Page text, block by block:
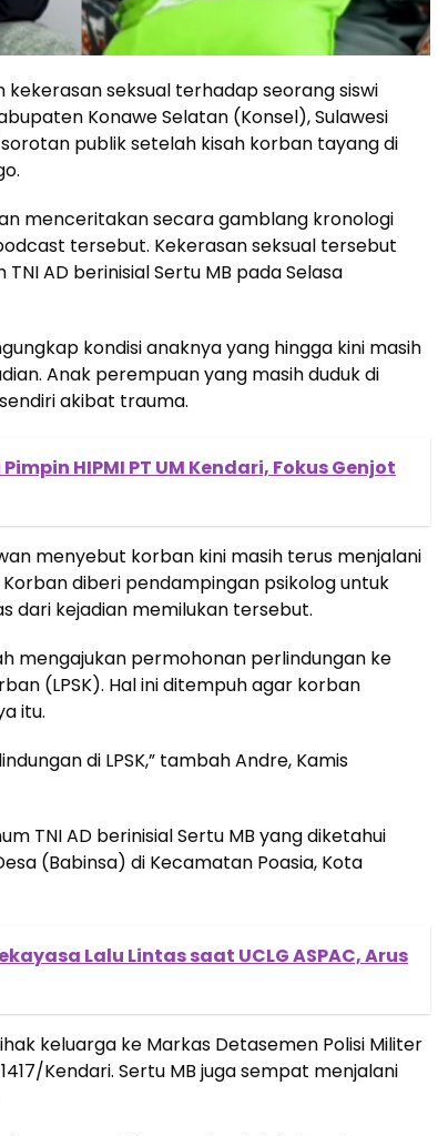
kekerasan seksual terhadap seorang siswi
Konawe Selatan (Konsel), Sulawesi
publik setelah kisah korban tayang di
menceritakan secara gamblang kronologi
tersebut. Kekerasan seksual tersebut
AD berinisial Sertu MB pada Selasa
kondisi anaknya yang hingga kini masih
Anak perempuan yang masih duduk di
akibat trauma.
HIPMI PT UM Kendari, Fokus Genjot
menyebut korban kini masih terus menjalani
diberi pendampingan psikolog untuk
dari kejadian memilukan tersebut.
mengajukan permohonan perlindungan ke
(LPSK). Hal ini ditempuh agar korban
itu.
di LPSK,” tambah Andre, Kamis
TNI AD berinisial Sertu MB yang diketahui
(Babinsa) di Kecamatan Poasia, Kota
Lalu Lintas saat UCLG ASPAC, Arus
keluarga ke Markas Detasemen Polisi Militer
Kendari. Sertu MB juga sempat menjalani